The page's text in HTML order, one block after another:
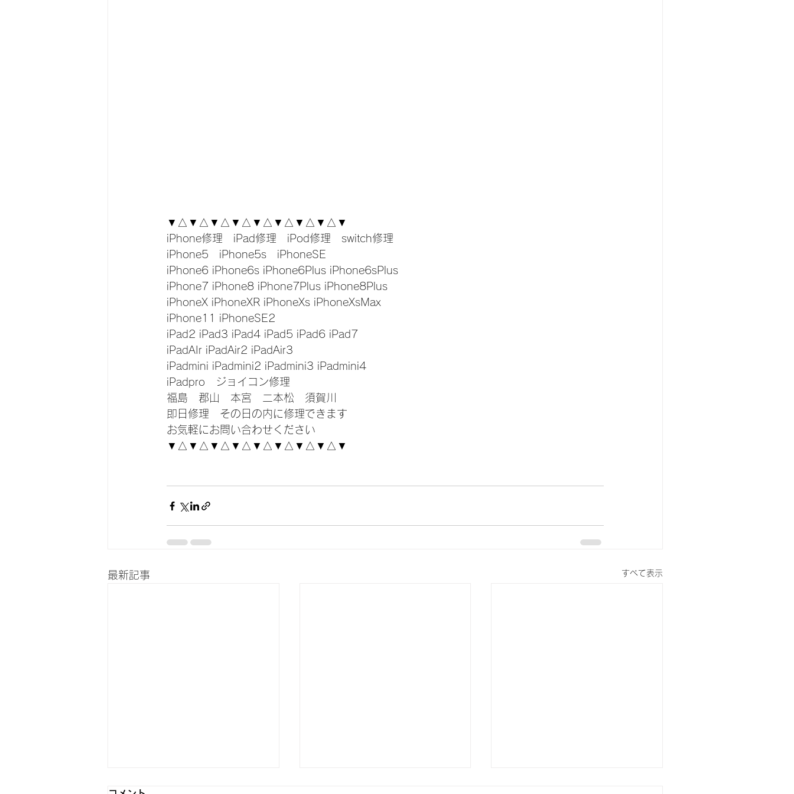
▼△▼△▼△▼△▼△▼△▼△▼△▼
iPhone修理　iPad修理　iPod修理　switch修理
iPhone5　iPhone5s　iPhoneSE
iPhone6 iPhone6s iPhone6Plus iPhone6sPlus
iPhone7 iPhone8 iPhone7Plus iPhone8Plus
iPhoneX iPhoneXR iPhoneXs iPhoneXsMax
iPhone11 iPhoneSE2
iPad2 iPad3 iPad4 iPad5 iPad6 iPad7
iPadAIr iPadAir2 iPadAir3
iPadmini iPadmini2 iPadmini3 iPadmini4
iPadpro　ジョイコン修理
福島　郡山　本宮　二本松　須賀川
即日修理　その日の内に修理できます
お気軽にお問い合わせください
▼△▼△▼△▼△▼△▼△▼△▼△▼
最新記事 すべて表示